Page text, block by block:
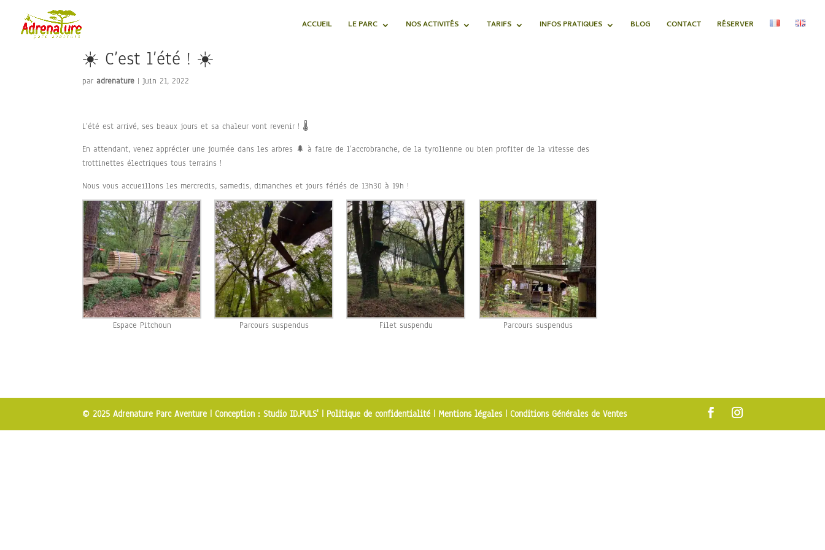
ACCUEIL LE PARC NOS ACTIVITÉS TARIFS INFOS PRATIQUES BLOG CONTACT RÉSERVER
☀️ C’est l’été ! ☀️
paradrenature |Juin 21, 2022
L’été est arrivé, ses beaux jours et sa chaleur vont revenir ! 🌡
En attendant, venez apprécier une journée dans les arbres 🌲 à faire de l’accrobranche, de la tyrolienne ou bien profiter de la vitesse des
trottinettes électriques tous terrains !
Nous vous accueillons les mercredis, samedis, dimanches et jours fériés de 13h30 à 19h !
Espace Pitchoun Parcours suspendus Filet suspendu Parcours suspendus
© 2025 Adrenature Parc Aventure |Conception : Studio ID.PULS' | Politique de confidentialité | Mentions légales|Conditions Générales de Ventes